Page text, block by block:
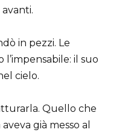
in pezzi. Le
il suo
cielo.
Quello che
già messo al